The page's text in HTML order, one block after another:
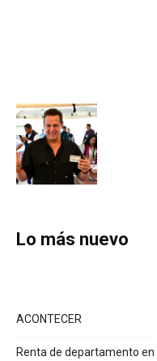
Lo más nuevo
ACONTECER
Renta de departamento